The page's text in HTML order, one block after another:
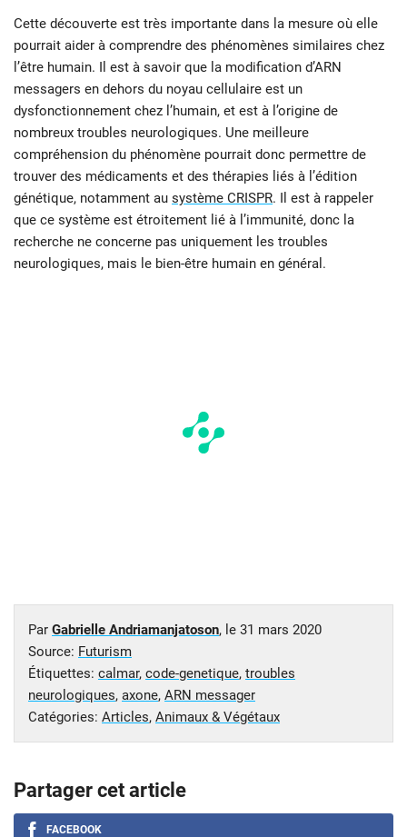
Cette découverte est très importante dans la mesure où elle
pourrait aider à comprendre des phénomènes similaires chez
l’être humain. Il est à savoir que la modification d’ARN
messagers en dehors du noyau cellulaire est un
dysfonctionnement chez l’humain, et est à l’origine de
nombreux troubles neurologiques. Une meilleure
compréhension du phénomène pourrait donc permettre de
trouver des médicaments et des thérapies liés à l’édition
génétique, notamment au système CRISPR. Il est à rappeler
que ce système est étroitement lié à l’immunité, donc la
recherche ne concerne pas uniquement les troubles
neurologiques, mais le bien-être humain en général.
Par Gabrielle Andriamanjatoson, le 31 mars 2020
Source: Futurism
Étiquettes: calmar, code-genetique, troubles
neurologiques, axone, ARN messager
Catégories: Articles, Animaux & Végétaux
Partager cet article
FACEBOOK